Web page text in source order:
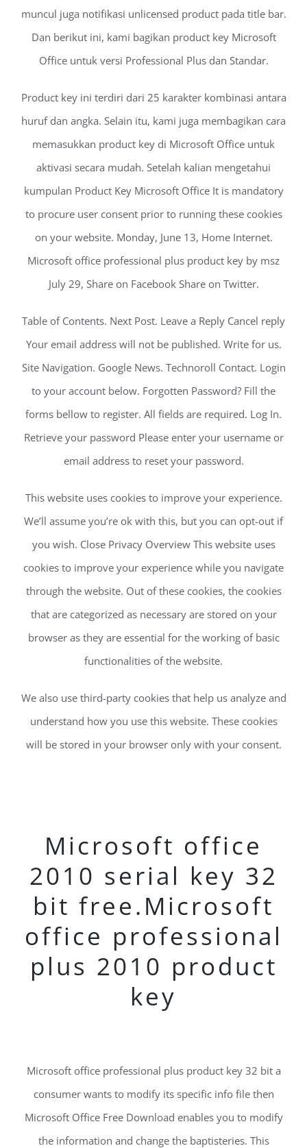
muncul juga notifikasi unlicensed product pada title bar.
Dan berikut ini, kami bagikan product key Microsoft
Office untuk versi Professional Plus dan Standar.
Product key ini terdiri dari 25 karakter kombinasi antara
huruf dan angka. Selain itu, kami juga membagikan cara
memasukkan product key di Microsoft Office untuk
aktivasi secara mudah. Setelah kalian mengetahui
kumpulan Product Key Microsoft Office It is mandatory
to procure user consent prior to running these cookies
on your website. Monday, June 13, Home Internet.
Microsoft office professional plus product key by msz
July 29, Share on Facebook Share on Twitter.
Table of Contents. Next Post. Leave a Reply Cancel reply
Your email address will not be published. Write for us.
Site Navigation. Google News. Technoroll Contact. Login
to your account below. Forgotten Password? Fill the
forms bellow to register. All fields are required. Log In.
Retrieve your password Please enter your username or
email address to reset your password.
This website uses cookies to improve your experience.
We’ll assume you’re ok with this, but you can opt-out if
you wish. Close Privacy Overview This website uses
cookies to improve your experience while you navigate
through the website. Out of these cookies, the cookies
that are categorized as necessary are stored on your
browser as they are essential for the working of basic
functionalities of the website.
We also use third-party cookies that help us analyze and
understand how you use this website. These cookies
will be stored in your browser only with your consent.
Microsoft office
2010 serial key 32
bit free.Microsoft
office professional
plus 2010 product
key
Microsoft office professional plus product key 32 bit a
consumer wants to modify its specific info file then
Microsoft Office Free Download enables you to modify
the information and change the baptisteries. This